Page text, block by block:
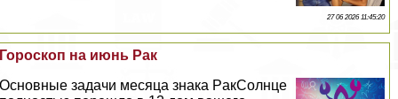
27 06 2026 11:45:20
Гороскоп на июнь Paк
Основные задачи месяца знака PaкСолнце